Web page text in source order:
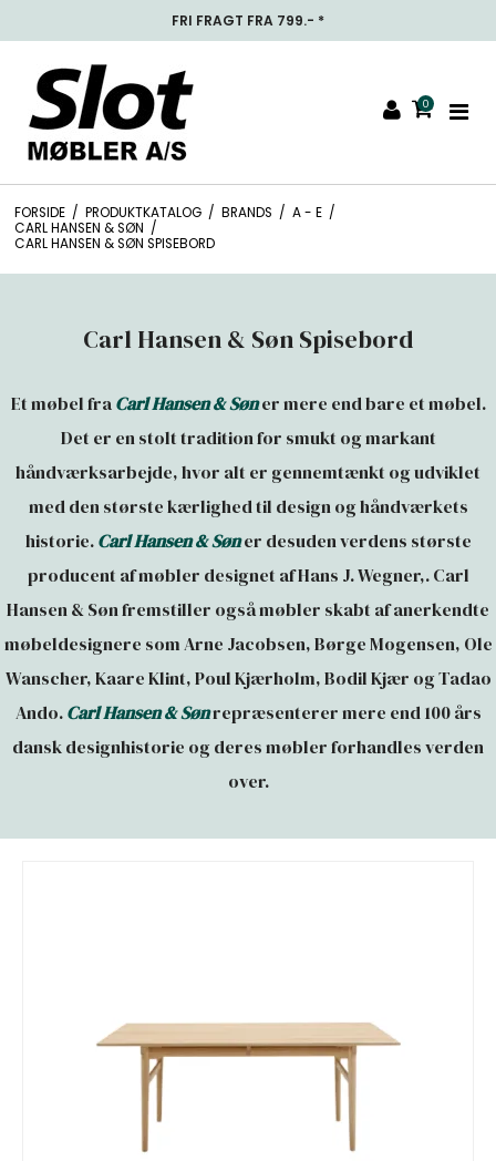
FAMILIEEJET MØBELHUS SIDEN 1907
0
FORSIDE / PRODUKTKATALOG / BRANDS / A - E /
CARL HANSEN & SØN /
CARL HANSEN & SØN SPISEBORD
Carl Hansen & Søn Spisebord
Et møbel fraCarl Hansen & Søner mere end bare et møbel.
Det er en stolt tradition for smukt og markant
håndværksarbejde, hvor alt er gennemtænkt og udviklet
med den største kærlighed til design og håndværkets
historie.Carl Hansen & Søner desuden verdens største
producent af møbler designet af Hans J. Wegner,. Carl
Hansen & Søn fremstiller også møbler skabt af anerkendte
møbeldesignere som Arne Jacobsen, Børge Mogensen, Ole
Wanscher, Kaare Klint, Poul Kjærholm, Bodil Kjær og Tadao
Ando.Carl Hansen & Sønrepræsenterer mere end 100 års
dansk designhistorie og deres møbler forhandles verden
over.